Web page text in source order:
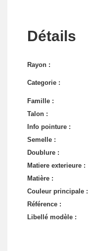
Détails
Rayon :
Categorie :
Famille :
Talon :
Info pointure :
Semelle :
Doublure :
Matiere exterieure :
Matière :
Couleur principale :
Référence :
Libellé modèle :